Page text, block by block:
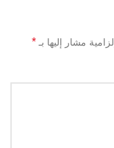
مشار إليها بـ *